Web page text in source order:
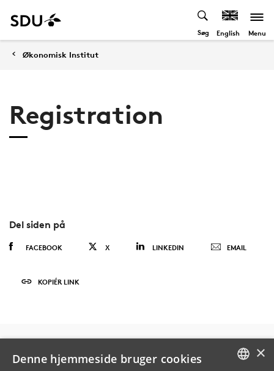
Søg English Menu
Økonomisk Institut
Registration
Del siden på
FACEBOOK X LINKEDIN EMAIL
KOPIÉR LINK
×
Denne hjemmeside bruger cookies